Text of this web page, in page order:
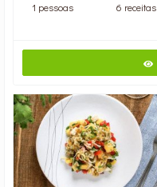
1 pessoas 6 receitas